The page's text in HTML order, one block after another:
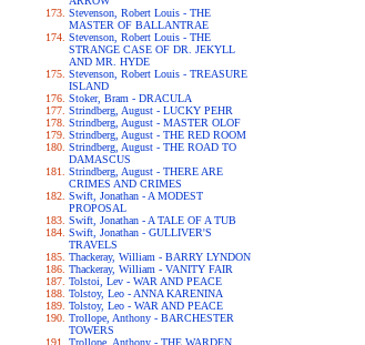
Stevenson, Robert Louis - THE
MASTER OF BALLANTRAE
Stevenson, Robert Louis - THE
STRANGE CASE OF DR. JEKYLL
AND MR. HYDE
Stevenson, Robert Louis - TREASURE
ISLAND
Stoker, Bram - DRACULA
Strindberg, August - LUCKY PEHR
Strindberg, August - MASTER OLOF
Strindberg, August - THE RED ROOM
Strindberg, August - THE ROAD TO
DAMASCUS
Strindberg, August - THERE ARE
CRIMES AND CRIMES
Swift, Jonathan - A MODEST
PROPOSAL
Swift, Jonathan - A TALE OF A TUB
Swift, Jonathan - GULLIVER'S
TRAVELS
Thackeray, William - BARRY LYNDON
Thackeray, William - VANITY FAIR
Tolstoi, Lev - WAR AND PEACE
Tolstoy, Leo - ANNA KARENINA
Tolstoy, Leo - WAR AND PEACE
Trollope, Anthony - BARCHESTER
TOWERS
Trollope, Anthony - THE WARDEN